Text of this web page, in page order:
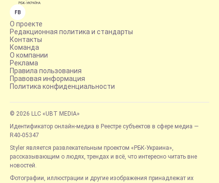
FB
О проекте
Редакционная политика и стандарты
Контакты
Команда
О компании
Реклама
Правила пользования
Правовая информация
Политика конфиденциальности
© 2026 LLC «UBT MEDIA»
Идентификатор онлайн-медиа в Реестре субъектов в сфере медиа —
R40-05347
Styler является развлекательным проектом «РБК-Украина»,
рассказывающим о людях, трендах и всё, что интересно читать вне
новостей.
Фотографии, иллюстрации и другие изображения принадлежат их